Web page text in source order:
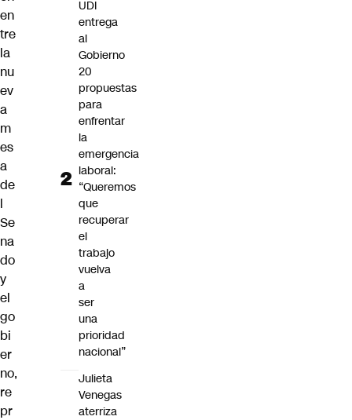
en
tre
la
nu
ev
a
m
es
a
de
l
Se
na
do
y
el
go
bi
er
no,
re
pr
UDI
entrega
al
Gobierno
20
propuestas
para
enfrentar
la
emergencia
laboral:
“Queremos
que
recuperar
el
trabajo
vuelva
a
ser
una
prioridad
nacional”
Julieta
Venegas
aterriza